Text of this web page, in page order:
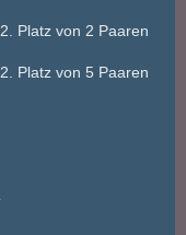
Platz von 2 Paaren
Platz von 5 Paaren